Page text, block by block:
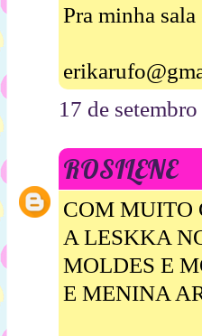
Pra minha
17 de
ROSILENE
COM MUITO
A LESKKA
MOLDES E
E MENINA